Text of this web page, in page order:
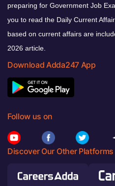
preparing for Government Job
you to read the Daily Current
based on current affairs are
2026 article.
Download Adda247 App
Follow us on
Discover Our Other Platforms